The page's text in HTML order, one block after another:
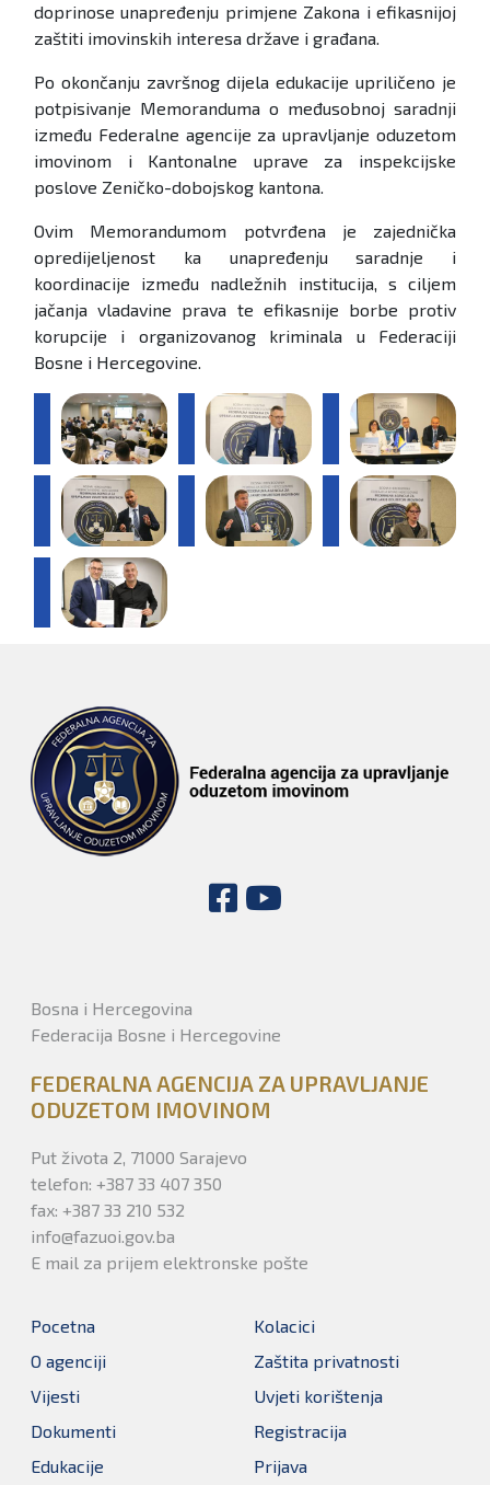
doprinose unapređenju primjene Zakona i efikasnijoj
zaštiti imovinskih interesa države i građana.
Po okončanju završnog dijela edukacije upriličeno je
potpisivanje Memoranduma o međusobnoj saradnji
između Federalne agencije za upravljanje oduzetom
imovinom i Kantonalne uprave za inspekcijske
poslove Zeničko-dobojskog kantona.
Ovim Memorandumom potvrđena je zajednička
opredijeljenost ka unapređenju saradnje i
koordinacije između nadležnih institucija, s ciljem
jačanja vladavine prava te efikasnije borbe protiv
korupcije i organizovanog kriminala u Federaciji
Bosne i Hercegovine.
Bosna i Hercegovina
Federacija Bosne i Hercegovine
FEDERALNA AGENCIJA ZA UPRAVLJANJE
ODUZETOM IMOVINOM
Put života 2, 71000 Sarajevo
telefon: +387 33 407 350
fax: +387 33 210 532
info@fazuoi.gov.ba
E mail za prijem elektronske pošte
Pocetna
O agenciji
Vijesti
Dokumenti
Edukacije
Kolacici
Zaštita privatnosti
Uvjeti korištenja
Registracija
Prijava